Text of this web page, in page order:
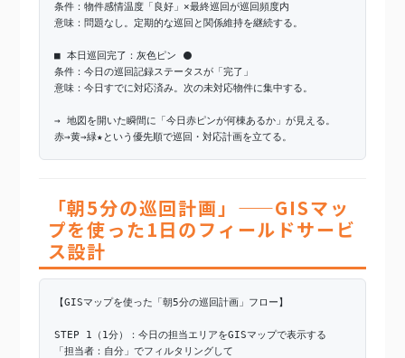
条件：物件感情温度「良好」×最終巡回が巡回頻度内
意味：問題なし。定期的な巡回と関係維持を継続する。
■ 本日巡回完了：灰色ピン ⚫
条件：今日の巡回記録ステータスが「完了」
意味：今日すでに対応済み。次の未対応物件に集中する。
→ 地図を開いた瞬間に「今日赤ピンが何棟あるか」が見える。
赤→黄→緑★という優先順で巡回・対応計画を立てる。
「朝5分の巡回計画」——GISマッ
プを使った1日のフィールドサービ
ス設計
【GISマップを使った「朝5分の巡回計画」フロー】
STEP 1（1分）：今日の担当エリアをGISマップで表示する
「担当者：自分」でフィルタリングして